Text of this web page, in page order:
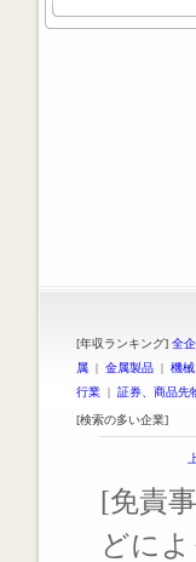
[年収ランキング] 全
属 | 金属製品 | 機械
行業 | 証券、商品先
[検索の多い企業]
[免責
どに